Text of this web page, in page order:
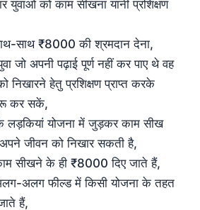
युवाओं को काम सीखना यानी प्रशिक्षण
साथ ₹8000 की श्रमदान देना,
जो अपनी पढ़ाई पूर्ण नहीं कर पाए थे वह
निखारने हेतु प्रशिक्षण प्राप्त करके
कर सकें,
लड़कियां योजना में जुड़कर काम सीख
जीवन को निखार सकती है,
काम सीखने के ही ₹8000 दिए जाते हैं,
अलग-अलग फील्ड में किसी योजना के तहत
हैं,